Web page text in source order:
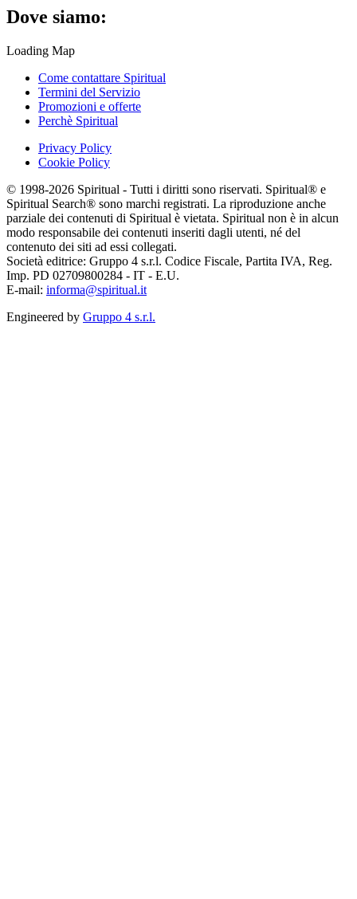
Dove siamo:
Loading Map
Come contattare Spiritual
Termini del Servizio
Promozioni e offerte
Perchè Spiritual
Privacy Policy
Cookie Policy
© 1998-2026 Spiritual - Tutti i diritti sono riservati. Spiritual® e
Spiritual Search® sono marchi registrati. La riproduzione anche
parziale dei contenuti di Spiritual è vietata. Spiritual non è in alcun
modo responsabile dei contenuti inseriti dagli utenti, né del
contenuto dei siti ad essi collegati.
Società editrice: Gruppo 4 s.r.l. Codice Fiscale, Partita IVA, Reg.
Imp. PD 02709800284 - IT - E.U.
E-mail: informa@spiritual.it
Engineered by Gruppo 4 s.r.l.